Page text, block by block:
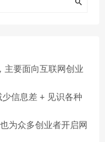
主要面向互联网创业
信息差 + 见识各种
为众多创业者开启网